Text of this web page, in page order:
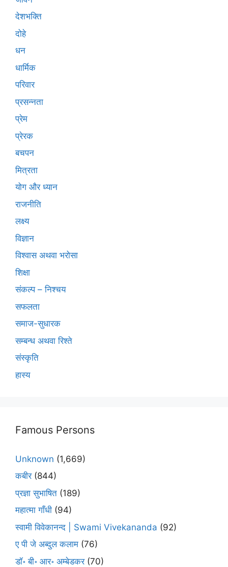
देशभक्ति
दोहे
धन
धार्मिक
परिवार
प्रसन्नता
प्रेम
प्रेरक
बचपन
मित्रता
योग और ध्यान
राजनीति
लक्ष्य
विज्ञान
विश्वास अथवा भरोसा
शिक्षा
संकल्प – निश्चय
सफलता
समाज-सुधारक
सम्बन्ध अथवा रिश्ते
संस्कृति
हास्य
Famous Persons
Unknown (1,669)
कबीर(844)
प्रज्ञा सुभाषित (189)
महात्मा गाँधी (94)
स्वामी विवेकानन्द | Swami Vivekananda (92)
ए पी जे अब्दुल कलाम (76)
डॉ॰ बी॰ आर॰ अम्बेडकर(70)